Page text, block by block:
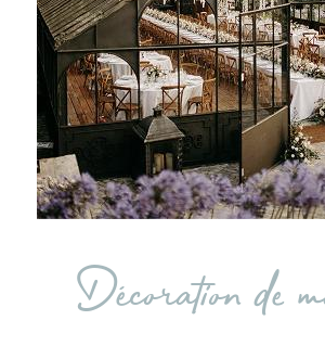
Décoration de